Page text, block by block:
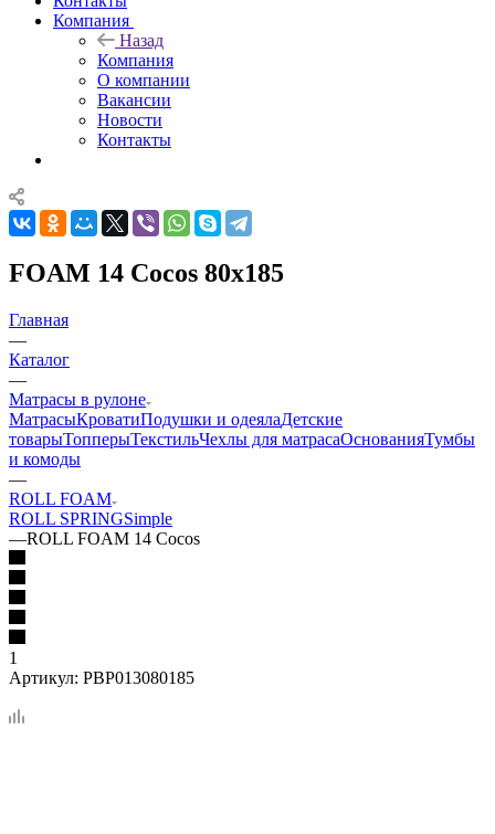
Компания
Назад
Компания
О компании
Вакансии
Новости
Контакты
FOAM 14 Cocos 80x185
Главная
—
Каталог
—
Матрасы в рулоне
МатрасыКроватиПодушки и одеялаДетские
товарыТопперыТекстильЧехлы для матрасаОснованияТумбы
и комоды
—
ROLL FOAM
ROLL SPRINGSimple
—ROLL FOAM 14 Cocos
1
Артикул: PBP013080185